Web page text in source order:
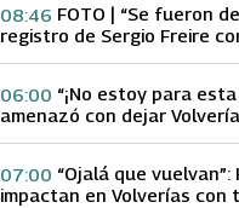
FOTO | “Se fueron
registro de Sergio Freire
08:46
“¡No estoy para
amenazó con dejar
06:00
“Ojalá que
impactan en Volverías con
07:00